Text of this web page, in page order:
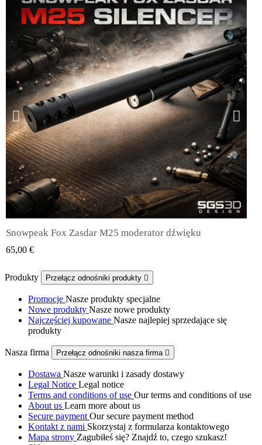
QUICK VIEW
Snowpeak Fox Zasdar M25 moderator dźwięku
65,00 €
Produkty Przełącz odnośniki produkty 
Promocje Nasze produkty specjalne
Nowe produkty Nasze nowe produkty
Najczęściej kupowane Nasze najlepiej sprzedające się
produkty
Nasza firma Przełącz odnośniki nasza firma 
Dostawa Nasze warunki i zasady dostawy
Legal Notice Legal notice
Terms and conditions of use Our terms and conditions of use
About us Learn more about us
Secure payment Our secure payment method
Kontakt z nami Skorzystaj z formularza kontaktowego
Mapa strony Zagubiłeś się? Znajdź to, czego szukasz!